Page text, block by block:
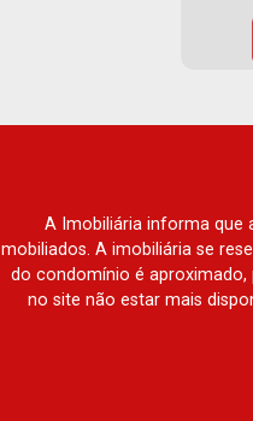
A Imobiliária informa que
mobiliados. A imobiliária se
do condomínio é
no site não estar mais